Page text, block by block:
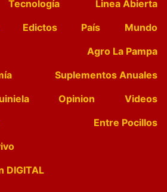
Tecnología
Linea Abierta
Edictos País
Mundo
Agro La Pampa
Suplementos Anuales
Opinion
Videos
Entre Pocillos
DIGITAL